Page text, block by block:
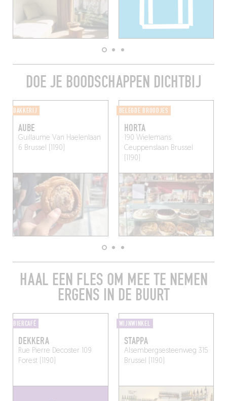
DOE JE BOODSCHAPPEN DICHTBIJ
BAKKERIJ
AUBE
Guillaume Van Haelenlaan
6 Brussel (1190)
BELEGDE BROODJES
HORTA
190 Wielemans
Ceuppenslaan Brussel
(1190)
HAAL EEN FLES OM MEE TE NEMEN
ERGENS IN DE BUURT
BIERCAFÉ
DEKKERA
Rue Pierre Decoster 109
Forest (1190)
WIJNWINKEL
STAPPA
Alsembergsesteenweg 315
Brussel (1190)